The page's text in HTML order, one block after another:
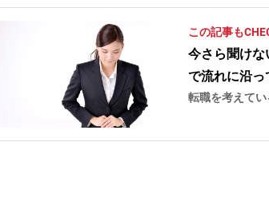
この記事も
今さら聞け
で流れに沿っ
転職を考えて